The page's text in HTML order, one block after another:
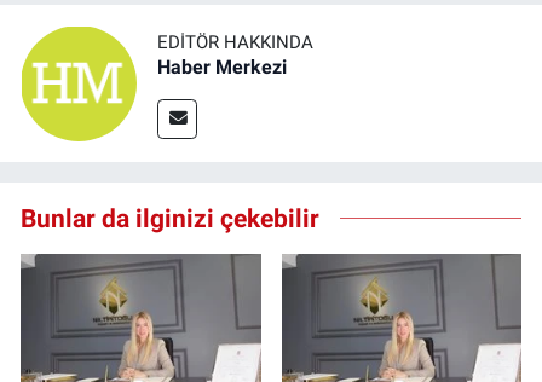
EDITÖR HAKKINDA
Haber Merkezi
Bunlar da ilginizi çekebilir